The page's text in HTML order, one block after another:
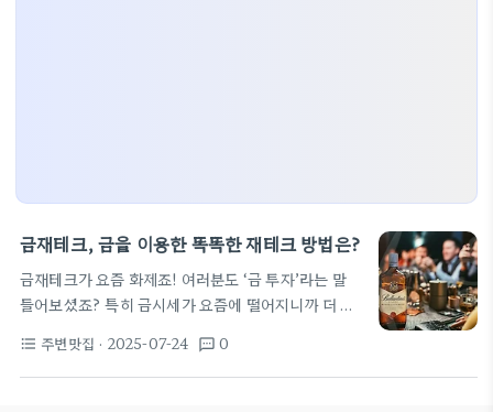
금재테크, 금을 이용한 똑똑한 재테크 방법은?
금재테크가 요즘 화제죠! 여러분도 ‘금 투자’라는 말
들어보셨죠? 특히 금시세가 요즘에 떨어지니까 더 많
변 몇 군데 맛집을 탐방하면서 금에 대한 정보도 알아
봤답니다.
요즘 금재테크는 이래요 금재테크를 고
format_list_bulleted 주변맛집 · 2025-07-24 textsms 0